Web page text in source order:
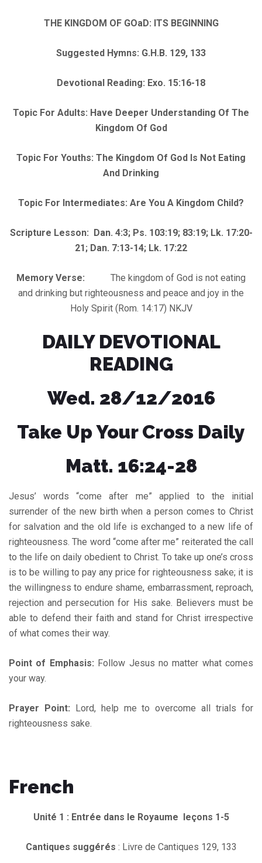
THE KINGDOM OF GOaD: ITS BEGINNING
Suggested Hymns: G.H.B. 129, 133
Devotional Reading: Exo. 15:16-18
Topic For Adults: Have Deeper Understanding Of The
Kingdom Of God
Topic For Youths: The Kingdom Of God Is Not Eating
And Drinking
Topic For Intermediates: Are You A Kingdom Child?
Scripture Lesson: Dan. 4:3; Ps. 103:19; 83:19; Lk. 17:20-
21; Dan. 7:13-14; Lk. 17:22
Memory Verse:
The kingdom of God is not eating
and drinking but righteousness and peace and joy in the
Holy Spirit (Rom. 14:17) NKJV
DAILY DEVOTIONAL
READING
Wed. 28/12/2016
Take Up Your Cross Daily
Matt. 16:24-28
Jesus’ words “come after me” applied to the initial
surrender of the new birth when a person comes to Christ
for salvation and the old life is exchanged to a new life of
righteousness. The word “come after me” reiterated the call
to the life on daily obedient to Christ. To take up one’s cross
is to be willing to pay any price for righteousness sake; it is
the willingness to endure shame, embarrassment, reproach,
rejection and persecution for His sake. Believers must be
able to defend their faith and stand for Christ irrespective
of what comes their way.
Point of Emphasis: Follow Jesus no matter what comes
your way.
Prayer Point: Lord, help me to overcome all trials for
righteousness sake.
French
Unité 1 : Entrée dans le Royaume leçons 1-5
Cantiques suggérés : Livre de Cantiques 129, 133